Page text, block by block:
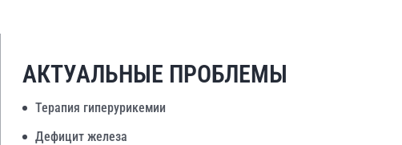
АКТУАЛЬНЫЕ ПРОБЛЕМЫ
Терапия гиперурикемии
Дефицит железа